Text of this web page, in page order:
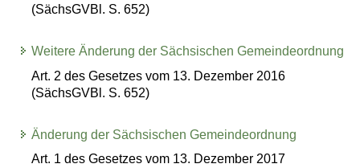
(SächsGVBl. S. 652)
Weitere Änderung der Sächsischen Gemeindeordnung
Art. 2 des Gesetzes vom 13. Dezember 2016
(SächsGVBl. S. 652)
Änderung der Sächsischen Gemeindeordnung
Art. 1 des Gesetzes vom 13. Dezember 2017